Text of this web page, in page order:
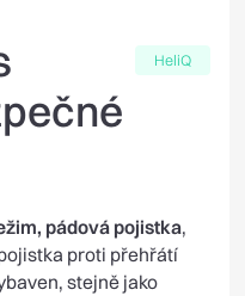
HeliQ
pádová pojistka,
proti přehřátí
stejně jako